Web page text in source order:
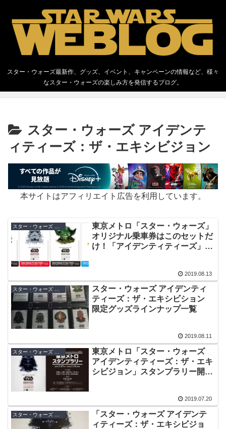
スター・ウォーズ最新作、グッズ、イベント、キャンペーンの情報など、様々
なスター・ウォーズの楽しみ方を発信するブログ。
スター・ウォーズ アイデンテ
ィティーズ：ザ・エキシビジョン
本サイトはアフィリエイト広告を利用しています。
スター・ウォーズ アイデンティティーズ：ザ・エキシビジョン
東京メトロ「スター・ウォーズ」
オリジナル乗車券はこのセットだ
け！「アイデンティティーズ」タ
2019.08.13
スター・ウォーズ アイデンティ
ティーズ：ザ・エキシビション
限定グッズラインナップ一覧
2019.08.11
東京メトロ「スター・ウォーズ
アイデンティティーズ：ザ・エキ
シビジョン」スタンプラリー開
2019.07.20
「スター・ウォーズ アイデンテ
ィティーズ：ザ・エキシビジョ